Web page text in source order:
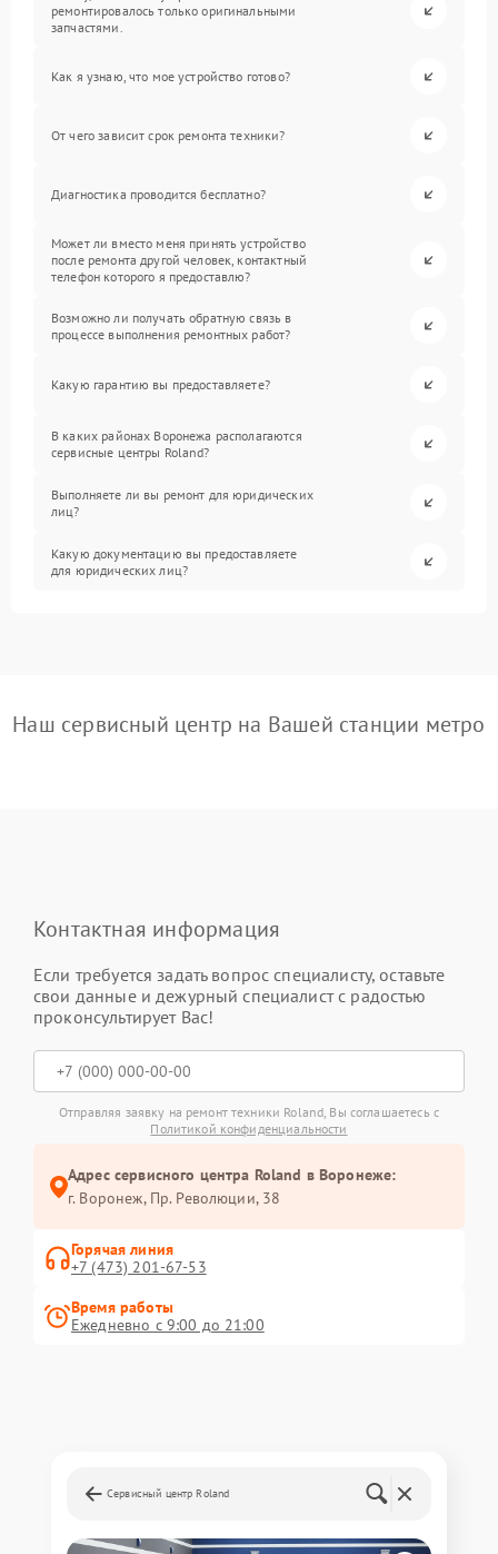
ремонтировалось только оригинальными
запчастями.
Как я узнаю, что мое устройство готово?
От чего зависит срок ремонта техники?
Диагностика проводится бесплатно?
Может ли вместо меня принять устройство
после ремонта другой человек, контактный
телефон которого я предоставлю?
Возможно ли получать обратную связь в
процессе выполнения ремонтных работ?
Какую гарантию вы предоставляете?
В каких районах Воронежа располагаются
сервисные центры Roland?
Выполняете ли вы ремонт для юридических
лиц?
Какую документацию вы предоставляете
для юридических лиц?
Наш сервисный центр на Вашей станции метро
Контактная информация
Если требуется задать вопрос специалисту, оставьте
свои данные и дежурный специалист с радостью
проконсультирует Вас!
Отправляя заявку на ремонт техники Roland, Вы соглашаетесь с
Политикой конфиденциальности
Адрес сервисного центра Roland в Воронеже:
г. Воронеж, Пр. Революции, 38
Горячая линия
+7 (473) 201-67-53
Время работы
Ежедневно с 9:00 до 21:00
Сервисный центр Roland